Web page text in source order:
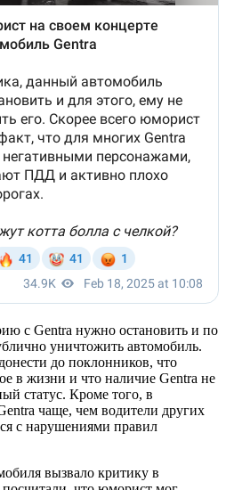
с Gentra нужно остановить и по
уничтожить автомобиль.
до поклонников, что
в жизни и что наличие Gentra не
статус. Кроме того, в
чаще, чем водители других
с нарушениями правил
вызвало критику в